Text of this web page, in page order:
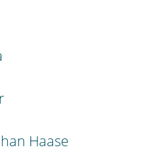
Haase